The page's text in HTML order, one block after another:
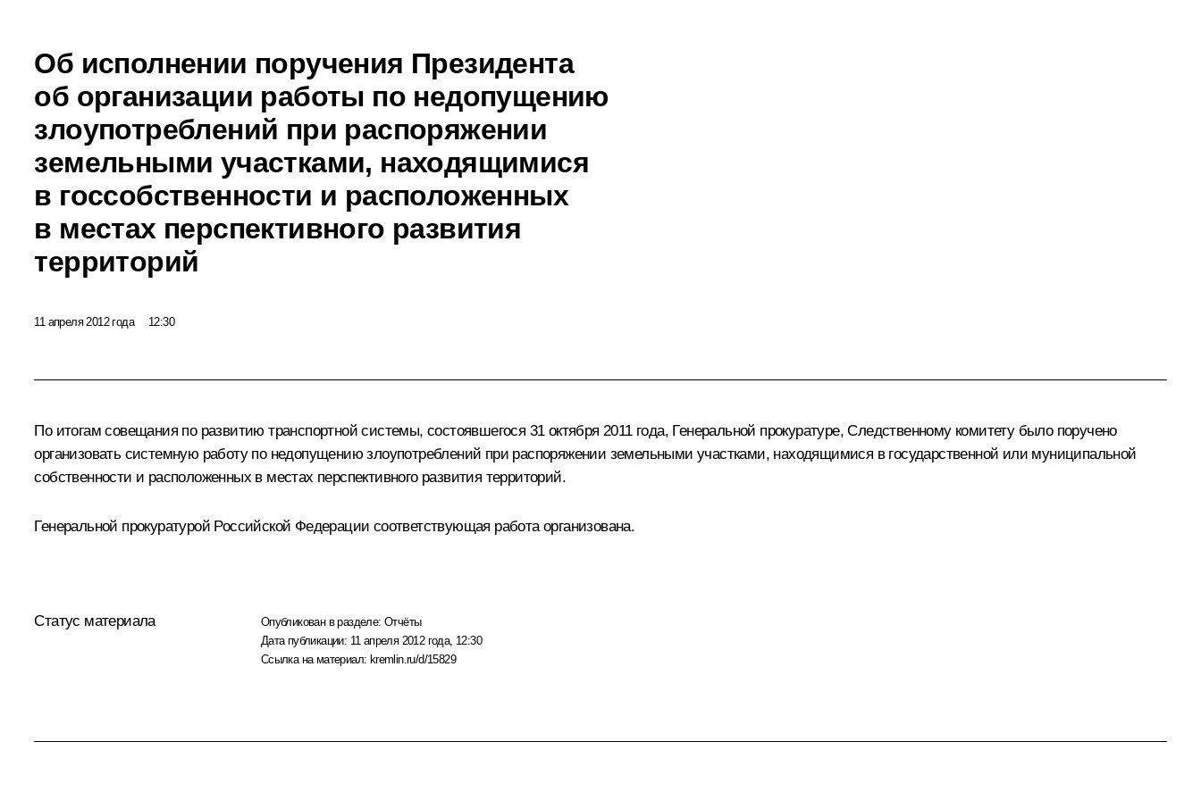
Об исполнении поручения Президента
об организации работы по недопущению
злоупотреблений при распоряжении
земельными участками, находящимися
в госсобственности и расположенных
в местах перспективного развития
территорий
11 апреля 2012 года 12:30
По итогамсовещания по развитию транспортной системы, состоявшегося 31 октября 2011 года, Генеральной прокуратуре, Следственному комитету было поручено
организовать системную работу по недопущению злоупотреблений при распоряжении земельными участками, находящимися в государственной или муниципальной
собственности и расположенных в местах перспективного развития территорий.
Генеральной прокуратурой Российской Федерации соответствующая работа организована.
Статус материала Опубликован в разделе:Отчёты
Дата публикации: 11 апреля 2012 года, 12:30
Ссылка на материал: kremlin.ru/d/15829